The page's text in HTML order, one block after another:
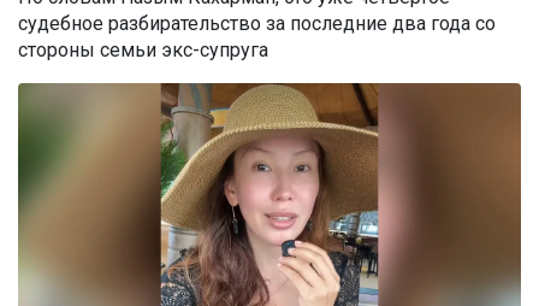
судебное разбирательство за последние два года со
стороны семьи экс-супруга